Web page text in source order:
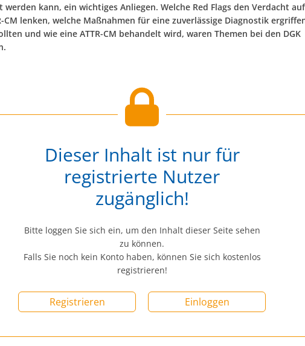
werden kann, ein wichtiges Anliegen. Welche Red Flags den Verdacht auf
CM lenken, welche Maßnahmen für eine zuverlässige Diagnostik
und wie eine ATTR-CM behandelt wird, waren Themen bei den DGK
Dieser Inhalt ist nur für
registrierte Nutzer
zugänglich!
Bitte loggen Sie sich ein, um den Inhalt dieser Seite sehen
zu können.
Falls Sie noch kein Konto haben, können Sie sich kostenlos
registrieren!
Registrieren Einloggen